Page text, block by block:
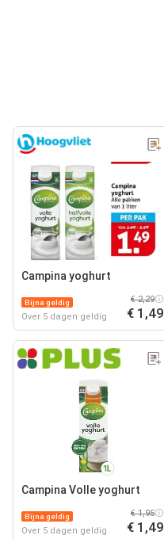
Campina yoghurt
Bijna geldig
Over 5 dagen geldig
€ 2,29
€ 1,49
Campina Volle yoghurt
Bijna geldig
Over 5 dagen geldig
€ 1,95
€ 1,49